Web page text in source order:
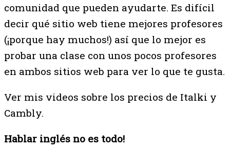
comunidad que pueden ayudarte. Es difícil
decir qué sitio web tiene mejores profesores
(¡porque hay muchos!) así que lo mejor es
probar una clase con unos pocos profesores
en ambos sitios web para ver lo que te gusta.
Ver mis videos sobre los precios de Italki y
Cambly.
Hablar inglés no es todo!